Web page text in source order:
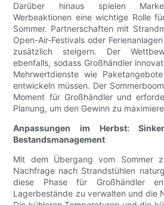
Darüber hinaus spielen
Werbeaktionen eine wichtige Rolle
Sommer. Partnerschaften mit
Open-Air-Festivals oder
zusätzlich steigern. Der
ebenfalls, sodass Großhändler
Mehrwertdienste wie
entwickeln müssen. Der
Moment für Großhändler und
Planung, um den Gewinn zu
Anpassungen im Herbst:
Bestandsmanagement
Mit dem Übergang vom Sommer
Nachfrage nach Strandstühlen
diese Phase für Großhändler
Lagerbestände zu verwalten und die